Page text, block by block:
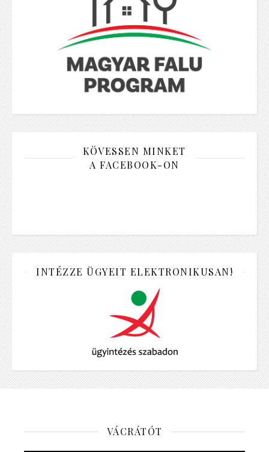
KÖVESSEN MINKET
A FACEBOOK-ON
INTÉZZE ÜGYEIT ELEKTRONIKUSAN!
VÁCRÁTÓT